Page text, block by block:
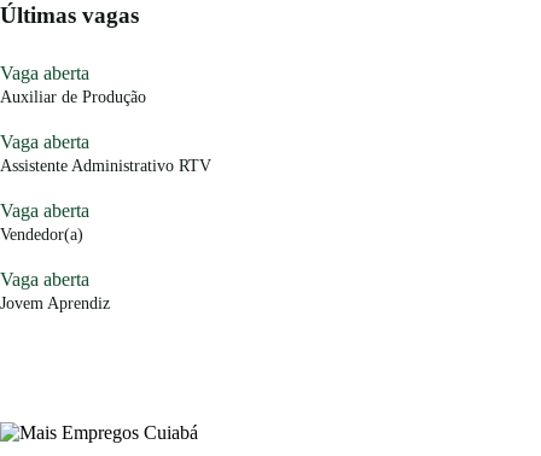
Últimas vagas
Vaga aberta
Auxiliar de Produção
Vaga aberta
Assistente Administrativo RTV
Vaga aberta
Vendedor(a)
Vaga aberta
Jovem Aprendiz